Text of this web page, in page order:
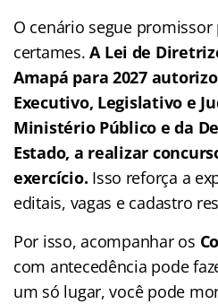
O cenário segue
certames.A Lei de
Amapá para 2027
Executivo, Legislativo e
Ministério Público e da
Estado, a realizar
exercício. Isso reforça a
editais, vagas e cadastro
Por isso, acompanhar os
com antecedência pode
um só lugar, você pode